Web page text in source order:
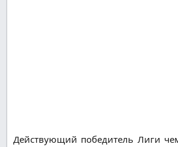
Действующий победитель Лиги